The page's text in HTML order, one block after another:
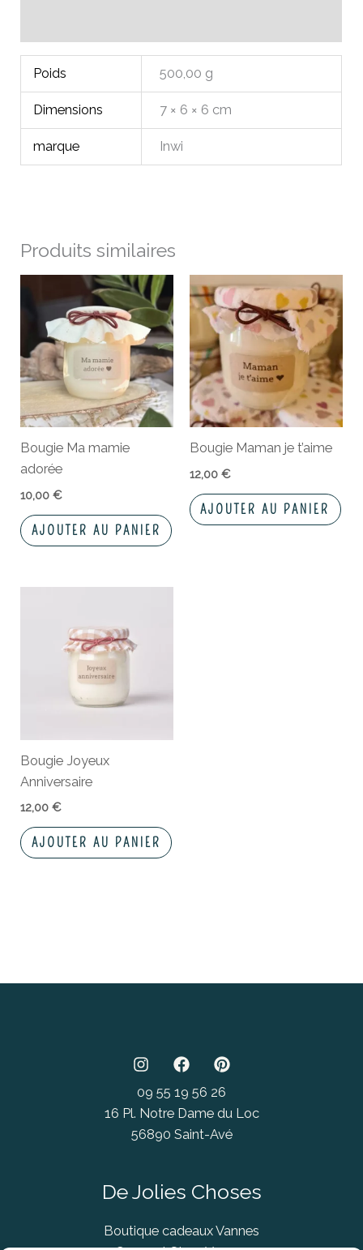
Poids 500,00 g
Dimensions 7 × 6 × 6 cm
marque Inwi
Produits similaires
Bougie Ma mamie
adorée
10,00€
AJOUTER AU PANIER
Bougie Maman je t’aime
12,00 €
AJOUTER AU PANIER
Bougie Joyeux
Anniversaire
12,00€
AJOUTER AU PANIER
09 55 19 56 26
16 Pl. Notre Dame du Loc
56890 Saint-Avé
De Jolies Choses
Boutique cadeaux Vannes